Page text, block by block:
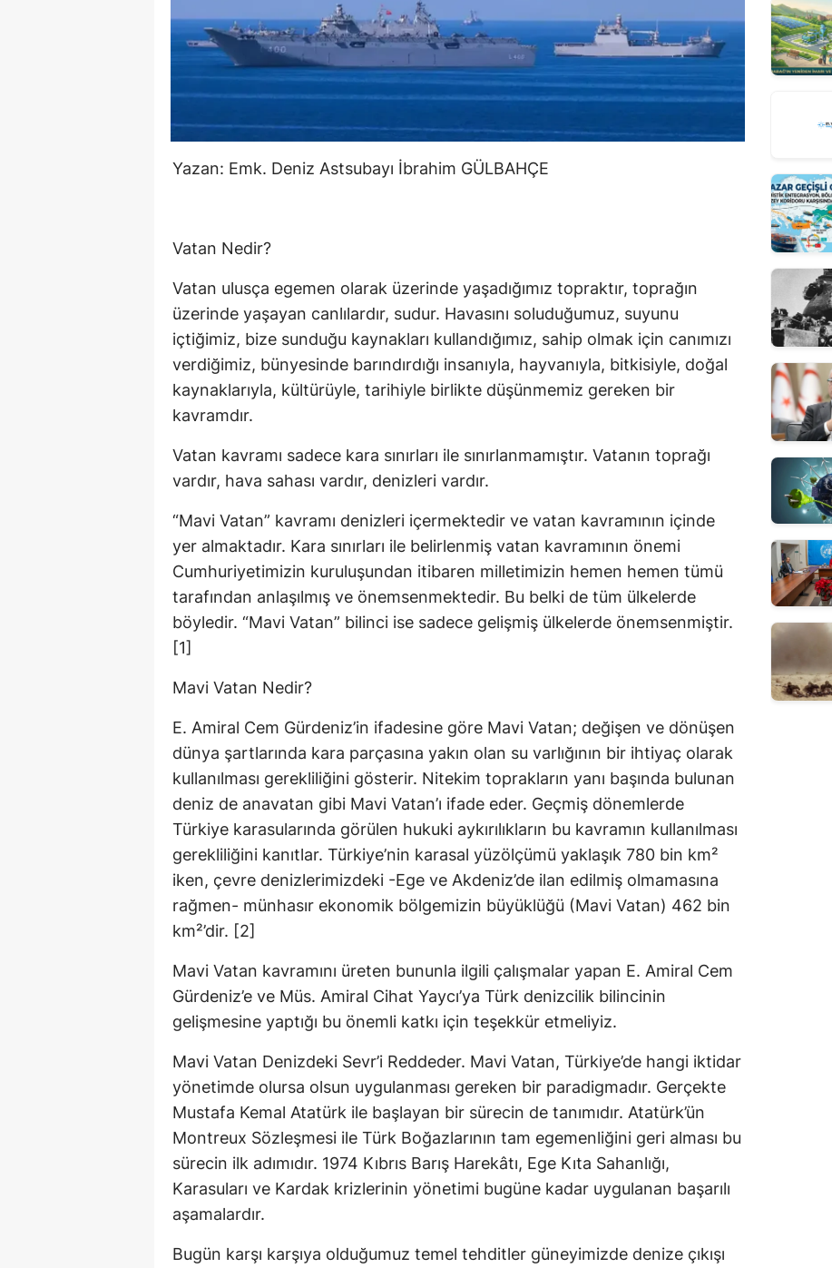
Yazan: Emk. Deniz Astsubayı İbrahim GÜLBAHÇE
Vatan Nedir?
Vatan ulusça egemen olarak üzerinde yaşadığımız topraktır, toprağın
üzerinde yaşayan canlılardır, sudur. Havasını soluduğumuz, suyunu
içtiğimiz, bize sunduğu kaynakları kullandığımız, sahip olmak için canımızı
verdiğimiz, bünyesinde barındırdığı insanıyla, hayvanıyla, bitkisiyle, doğal
kaynaklarıyla, kültürüyle, tarihiyle birlikte düşünmemiz gereken bir
kavramdır.
Vatan kavramı sadece kara sınırları ile sınırlanmamıştır. Vatanın toprağı
vardır, hava sahası vardır, denizleri vardır.
“Mavi Vatan” kavramı denizleri içermektedir ve vatan kavramının içinde
yer almaktadır. Kara sınırları ile belirlenmiş vatan kavramının önemi
Cumhuriyetimizin kuruluşundan itibaren milletimizin hemen hemen tümü
tarafından anlaşılmış ve önemsenmektedir. Bu belki de tüm ülkelerde
böyledir. “Mavi Vatan” bilinci ise sadece gelişmiş ülkelerde önemsenmiştir.
[1]
Mavi Vatan Nedir?
E. Amiral Cem Gürdeniz’in ifadesine göre Mavi Vatan; değişen ve dönüşen
dünya şartlarında kara parçasına yakın olan su varlığının bir ihtiyaç olarak
kullanılması gerekliliğini gösterir. Nitekim toprakların yanı başında bulunan
deniz de anavatan gibi Mavi Vatan’ı ifade eder. Geçmiş dönemlerde
Türkiye karasularında görülen hukuki aykırılıkların bu kavramın kullanılması
gerekliliğini kanıtlar. Türkiye’nin karasal yüzölçümü yaklaşık 780 bin km²
iken, çevre denizlerimizdeki -Ege ve Akdeniz’de ilan edilmiş olmamasına
rağmen- münhasır ekonomik bölgemizin büyüklüğü (Mavi Vatan) 462 bin
km²’dir. [2]
Mavi Vatan kavramını üreten bununla ilgili çalışmalar yapan E. Amiral Cem
Gürdeniz’e ve Müs. Amiral Cihat Yaycı’ya Türk denizcilik bilincinin
gelişmesine yaptığı bu önemli katkı için teşekkür etmeliyiz.
Mavi Vatan Denizdeki Sevr’i Reddeder. Mavi Vatan, Türkiye’de hangi iktidar
yönetimde olursa olsun uygulanması gereken bir paradigmadır. Gerçekte
Mustafa Kemal Atatürk ile başlayan bir sürecin de tanımıdır. Atatürk’ün
Montreux Sözleşmesi ile Türk Boğazlarının tam egemenliğini geri alması bu
sürecin ilk adımıdır. 1974 Kıbrıs Barış Harekâtı, Ege Kıta Sahanlığı,
Karasuları ve Kardak krizlerinin yönetimi bugüne kadar uygulanan başarılı
aşamalardır.
Bugün karşı karşıya olduğumuz temel tehditler güneyimizde denize çıkışı